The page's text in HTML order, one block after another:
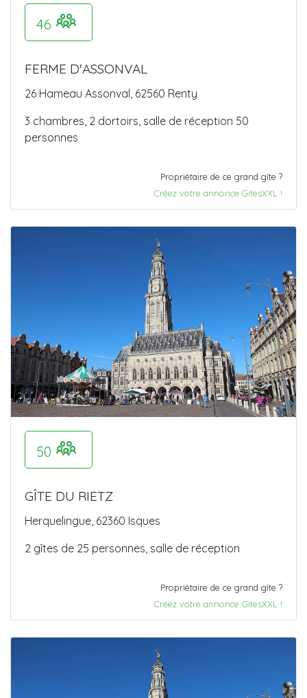
46
FERME D'ASSONVAL
26 Hameau Assonval, 62560 Renty
3 chambres, 2 dortoirs, salle de réception 50
personnes
Propriétaire de ce grand gîte ?
Créez votre annonce GitesXXL !
50
GÎTE DU RIETZ
Herquelingue, 62360 Isques
2 gîtes de 25 personnes, salle de réception
Propriétaire de ce grand gîte ?
Créez votre annonce GitesXXL !